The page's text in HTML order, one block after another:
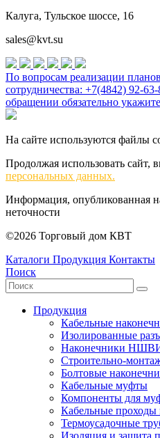
Калуга, Тульское шоссе, 16
sales@kvt.su
По вопросам реализации
сотрудничества: +7(4842) 92-
обращении обязательно
На сайте используются файлы
Продолжая использовать сайт,
персональных данных.
Информация, опубликованная
неточности
©2026 Торговый дом КВТ
Каталоги Продукция Контакты
Поиск
Продукция
Кабельные
Изолированные
Наконечники
Строительно-
Болтовые
Кабельные муфты
Компоненты для
Кабельные проходы
Термоусадочные
Изоляция и защита